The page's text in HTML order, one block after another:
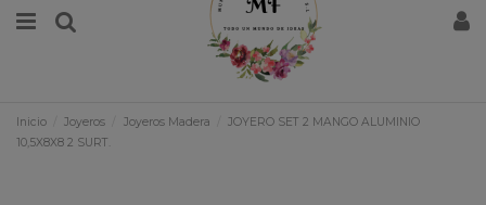
Inicio Joyeros Joyeros Madera
JOYERO SET 2 MANGO ALUMINIO
10,5X8X8 2 SURT.